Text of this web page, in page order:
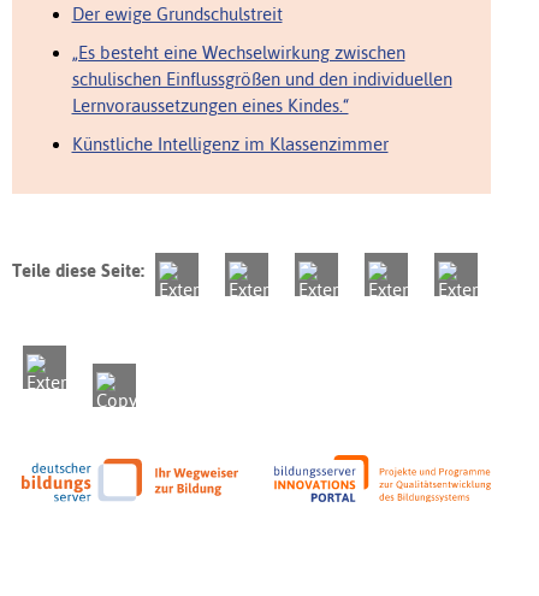
Der ewige Grundschulstreit
„Es besteht eine Wechselwirkung zwischen
schulischen Einflussgrößen und den individuellen
Lernvoraussetzungen eines Kindes.“
Künstliche Intelligenz im Klassenzimmer
Teile diese Seite: